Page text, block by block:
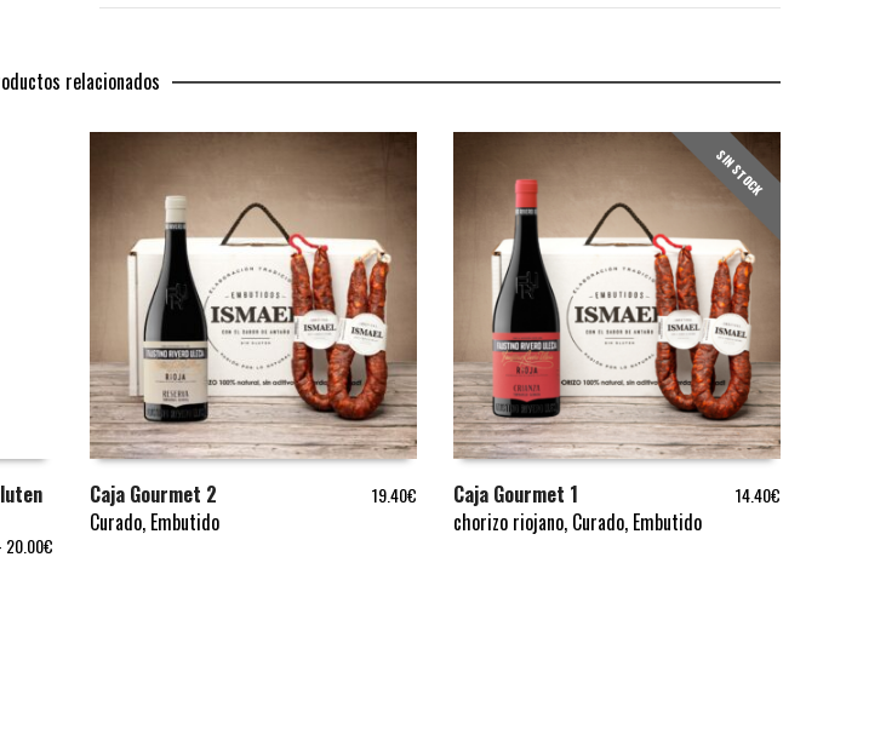
relacionados
20.00€
AÑADIR AL CARRITO
Caja Gourmet 2
Curado, Embutido
19.40€
SIN STOCK
LEER MÁS
Caja Gourmet 1
chorizo riojano, Curado, Embutido
14.40€